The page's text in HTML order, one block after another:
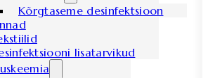
Kõrgtaseme desinfektsioon
lisatarvikud